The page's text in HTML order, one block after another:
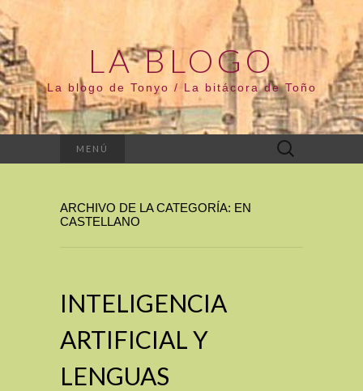
LA BLOGO
La blogo de Tonyo / La bitácora de Toño
MENÚ Buscar:
ARCHIVO DE LA CATEGORÍA: EN
CASTELLANO
INTELIGENCIA
ARTIFICIAL Y
LENGUAS